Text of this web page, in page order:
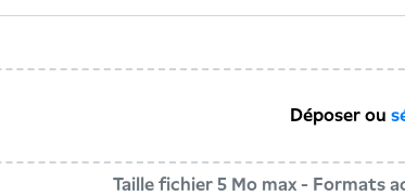
Déposer ou
Taille fichier 5 Mo max - Formats